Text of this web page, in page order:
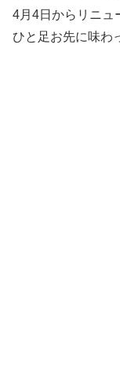
4月4日からリニュ
ひと足お先に味わ